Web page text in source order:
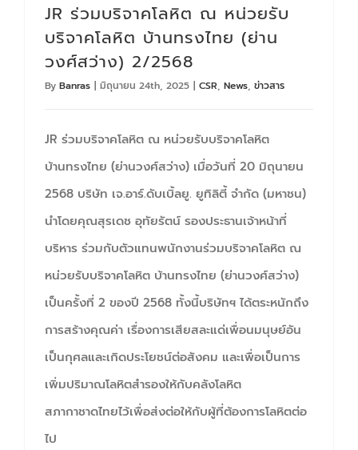
JR ร่วมบริจาคโลหิต ณ หน่วยรับ
บริจาคโลหิต บ้านทรงไทย (ย่าน
วงศ์สว่าง) 2/2568
By Banras | มิถุนายน 24th, 2025 | CSR News ข่าวสาร
JR ร่วมบริจาคโลหิต ณ หน่วยรับบริจาคโลหิต
บ้านทรงไทย (ย่านวงศ์สว่าง) เมื่อวันที่ 20 มิถุนายน
2568 บริษัท เจ.อาร์.ดับเบิ้ลยู. ยูทิลิตี้ จำกัด (มหาชน)
นำโดยคุณสุรเดช อุทัยรัตน์ รองประธานเจ้าหน้าที่
บริหาร ร่วมกับตัวแทนพนักงานร่วมบริจาคโลหิต ณ
หน่วยรับบริจาคโลหิต บ้านทรงไทย (ย่านวงศ์สว่าง)
เป็นครั้งที่ 2 ของปี 2568 ทั้งนี้บริษัทฯ ได้ตระหนักถึง
การสร้างคุณค่า เรื่องการเสียสละแด่เพื่อนมนุษย์อัน
เป็นกุศลและเกิดประโยชน์ต่อสังคม และเพื่อเป็นการ
เพิ่มปริมาณโลหิตสำรองให้กับคลังโลหิต
สภากาชาดไทยไว้เพื่อส่งต่อให้กับผู้ที่ต้องการโลหิตต่อ
ไป